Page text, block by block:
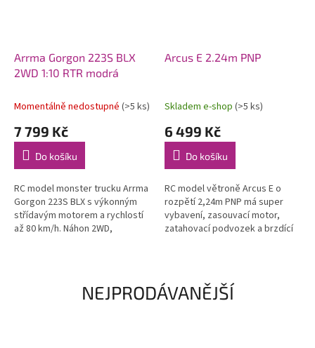
Arrma Gorgon 223S BLX
2WD 1:10 RTR modrá
Momentálně nedostupné (>5 ks)
7 799 Kč
Do košíku
RC model monster trucku Arrma
Gorgon 223S BLX s výkonným
střídavým motorem a rychlostí
až 80 km/h. Náhon 2WD,
Arcus E 2.24m PNP
Skladem e-shop (>5 ks)
6 499 Kč
Do košíku
RC model větroně Arcus E o
rozpětí 2,24m PNP má super
vybavení, zasouvací motor,
zatahovací podvozek a brzdící
NEJPRODÁVANĚJŠÍ